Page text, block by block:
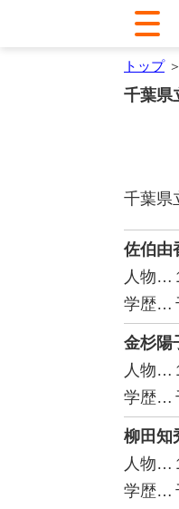
トップ＞
千葉県
千葉県
佐伯由
人物…
学歴…
金杉陽
人物…
学歴…
柳田知
人物…
学歴…